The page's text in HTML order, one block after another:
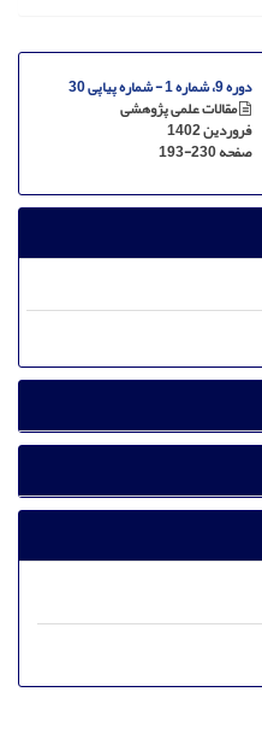
دوره 9، شماره 1 - شماره پیاپی 30
مقالات علمی پژوهشی
فروردین 1402
صفحه193-230